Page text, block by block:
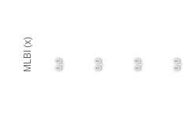
MLBI (x) 0,0 0,0 0,0 0,0